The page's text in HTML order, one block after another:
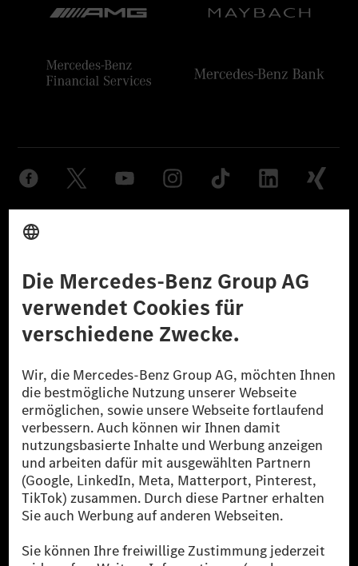
© 2026 Mercedes-Benz Group AG. Alle Rechte vorbehalten.
reduzierte CO₂-Emissionen bei der Mercedes-Benz Group durch
zertifizierte Ausgleichsprojekte kompensiert werden.
[2] Renewable Charging ist ein integraler Bestandteil von MB.CHARGE
Public in Europa, den USA, Kanada und China. Sofern an der jeweiligen
Ladestation noch kein Strom aus erneuerbaren Energien vorliegt,
verwendet Renewable Charging Grünstromzertifikate*. Diese stellen
sicher, dass für Ladevorgänge über MB.CHARGE Public eine äquivalente
Strommenge aus erneuerbaren Energien ins Stromnetz eingespeist wird.
Sie stammen ausschließlich aus Wind- und Solarkraftanlagen, die jünger
als sechs Jahre sind.
* Inkl. EKOenergy Ökolabel
* Die angegebenen Werte wurden nach dem vorgeschriebenen
Messverfahren WLTP (Worldwide harmonised Light vehicles Test